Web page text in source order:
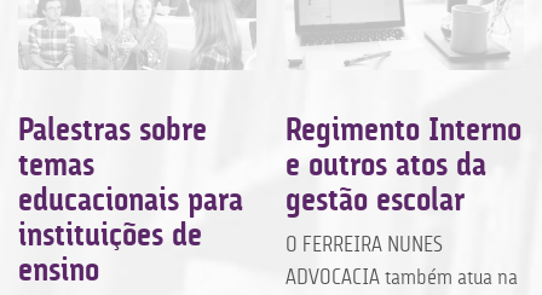
Palestras sobre
temas
educacionais para
instituições de
ensino
Regimento Interno
e outros atos da
gestão escolar
O FERREIRA NUNES
ADVOCACIA também atua na